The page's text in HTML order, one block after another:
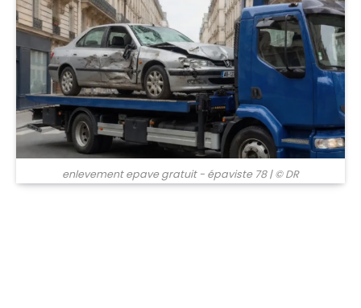
enlevement epave gratuit - épaviste 78| © DR